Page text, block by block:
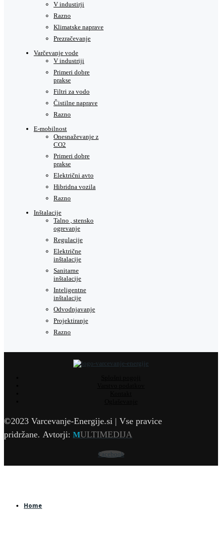
V industirji
Razno
Klimatske naprave
Prezračevanje
Varčevanje vode
V industriji
Primeri dobre
prakse
Filtri za vodo
Čistilne naprave
Razno
E-mobilnost
Onesnaževanje z
CO2
Primeri dobre
prakse
Električni avto
Hibridna vozila
Razno
Inštalacije
Talno , stensko
ogrevanje
Regulacije
Električne
inštalacije
Sanitarne
inštalacije
Inteligentne
inštalacije
Odvodnjavanje
Projektiranje
Razno
©2023 Varcevanje-Energije.si | Vse pravice
pridržane. Avtorji: MULTIMEDIJA
Facebook
Home